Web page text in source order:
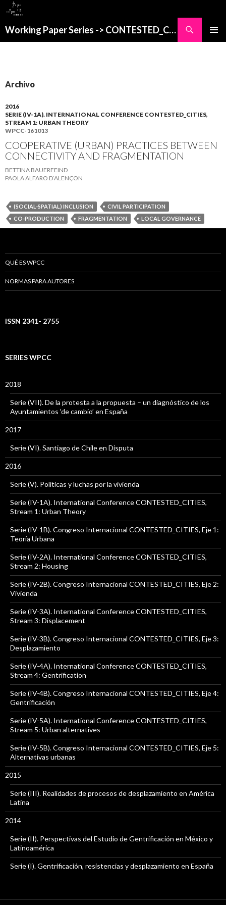
Working Paper Series -> CONTESTED_CITIES
Archivo
2016
SERIE (IV-1A). INTERNATIONAL CONFERENCE CONTESTED_CITIES,
STREAM 1: URBAN THEORY
WPCC-161013
COOPERATIVE (URBAN) PRACTICES BETWEEN
CONNECTIVITY AND FRAGMENTATION
BETTINA BAUERFEIND
PAOLA ALFARO D’ALENÇON
(SOCIAL-SPATIAL) INCLUSION
CIVIL PARTICIPATION
CO-PRODUCTION
FRAGMENTATION LOCAL GOVERNANCE
QUÉ ES WPCC
NORMAS PARA AUTORES
ISSN 2341- 2755
SERIES WPCC
2018
Serie (VII). De la protesta a la propuesta – un diagnóstico de los
Ayuntamientos ‘de cambio’ en España
2017
Serie (VI). Santiago de Chile en Disputa
2016
Serie (V). Políticas y luchas por la vivienda
Serie (IV-1A). International Conference CONTESTED_CITIES,
Stream 1: Urban Theory
Serie (IV-1B). Congreso Internacional CONTESTED_CITIES, Eje 1:
Teoría Urbana
Serie (IV-2A). International Conference CONTESTED_CITIES,
Stream 2: Housing
Serie (IV-2B). Congreso Internacional CONTESTED_CITIES, Eje 2:
Vivienda
Serie (IV-3A). International Conference CONTESTED_CITIES,
Stream 3: Displacement
Serie (IV-3B). Congreso Internacional CONTESTED_CITIES, Eje 3:
Desplazamiento
Serie (IV-4A). International Conference CONTESTED_CITIES,
Stream 4: Gentrification
Serie (IV-4B). Congreso Internacional CONTESTED_CITIES, Eje 4:
Gentrificación
Serie (IV-5A). International Conference CONTESTED_CITIES,
Stream 5: Urban alternatives
Serie (IV-5B). Congreso Internacional CONTESTED_CITIES, Eje 5:
Alternativas urbanas
2015
Serie (III). Realidades de procesos de desplazamiento en América
Latina
2014
Serie (II). Perspectivas del Estudio de Gentrificación en México y
Latinoamérica
Serie (I). Gentrificación, resistencias y desplazamiento en España